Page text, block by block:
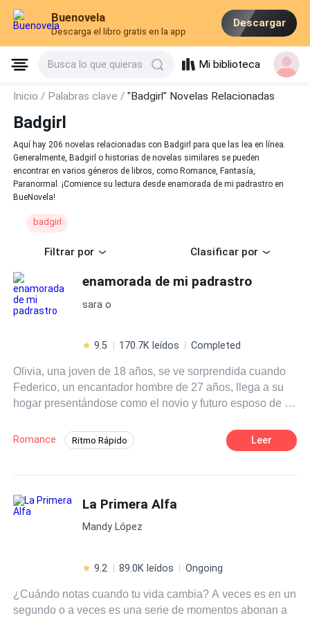
Buenovela
Descarga el libro gratis en la app
Descargar
Busca lo que quieras Mi biblioteca
Inicio / Palabras clave /"Badgirl" Novelas Relacionadas
Badgirl
Aquí hay 206 novelas relacionadas con Badgirl para que las lea en línea.
Generalmente, Badgirl o historias de novelas similares se pueden
encontrar en varios géneros de libros, como Romance, Fantasía,
Paranormal. ¡Comience su lectura desde enamorada de mi padrastro en
BueNovela!
badgirl
Filtrar por Clasificar por
enamorada de mi padrastro
sara o
9.5 170.7K leídos Completed
Olivia, una joven de 18 años, se ve sorprendida cuando
Federico, un encantador hombre de 27 años, llega a su
hogar presentándose como el novio y futuro esposo de su
nueva dinámica familiar, descubre que sus encuentros
con Federico despiertan emociones que no esperaba. A
cuestionando lo que realmente significa el amor y la
lealtad en su vida, mientras navega por esta inesperada
historia de corazones entrelazados.
Romance Ritmo Rápido
Amor Prohibido Relación en la Oficina
Contemporánea
Leer
La Primera Alfa
Mandy López
9.2 89.0K leídos Ongoing
¿Cuándo notas cuando tu vida cambia? A veces es en un
segundo o a veces es una serie de momentos abonan a